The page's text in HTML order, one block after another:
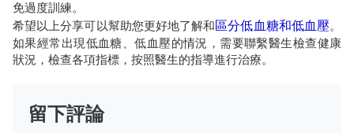
免過度訓練。
希望以上分享可以幫助您更好地了解和區分低血糖和低血壓。
如果經常出現低血糖、低血壓的情況，需要聯繫醫生檢查健康
狀況，檢查各項指標，按照醫生的指導進行治療。
留下評論